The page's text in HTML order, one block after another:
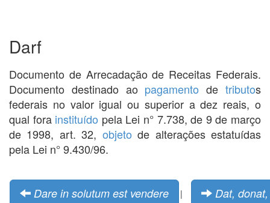
Darf
Documento de Arrecadação de Receitas Federais.
Documento destinado ao pagamento detributos
federais no valor igual ou superior a dez reais, o
qual fora instituído pela Lei n° 7.738, de 9 de março
de 1998, art. 32, objeto de alterações estatuídas
pela Lei n° 9.430/96.
Dare in solutum est vendere | Dat,